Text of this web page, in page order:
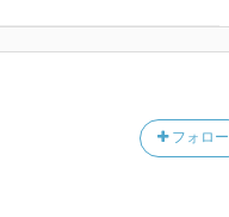
フォロー